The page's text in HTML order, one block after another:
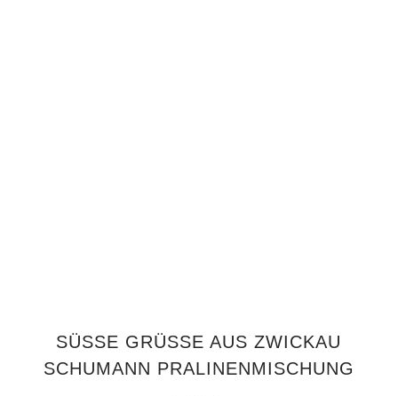
SÜSSE GRÜSSE AUS ZWICKAU SC
HUMANN PRALINENMISCHUNG